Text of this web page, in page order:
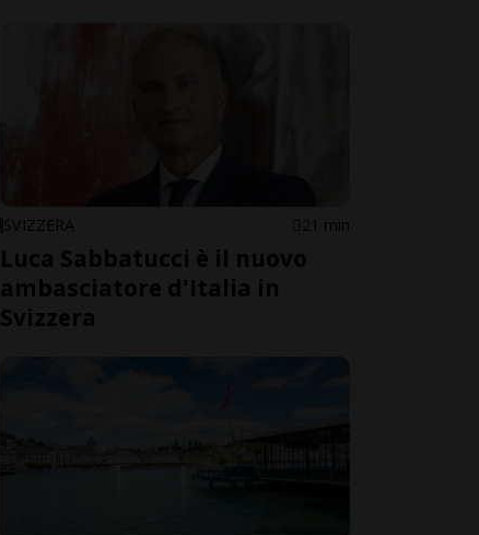
SVIZZERA 21 min
Luca Sabbatucci è il nuovo
ambasciatore d'Italia in
Svizzera